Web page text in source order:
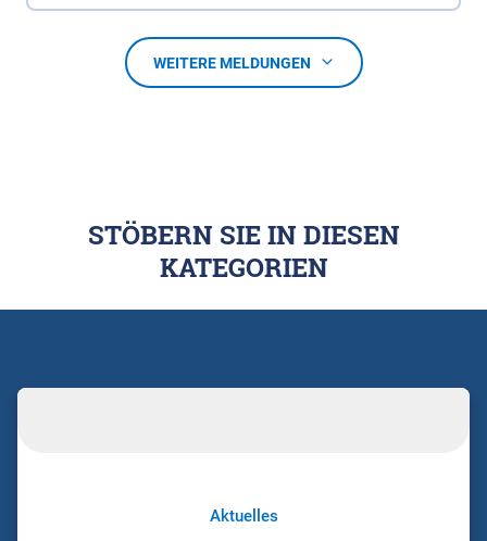
WEITERE MELDUNGEN
STÖBERN SIE IN DIESEN
KATEGORIEN
Aktuelles